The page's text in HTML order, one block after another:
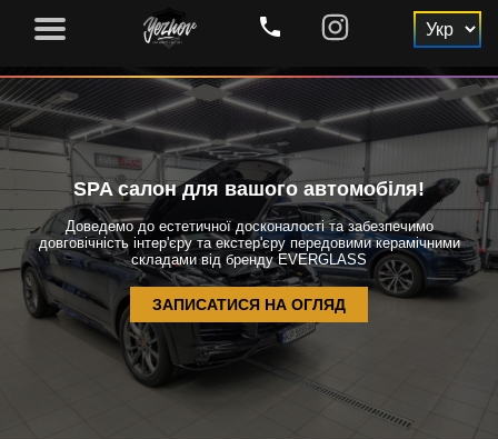
phone
SPA салон для вашого автомобіля!
Доведемо до естетичної досконалості та забезпечимо
довговічність інтер'єру та екстер'єру передовими керамічними
складами від бренду EVERGLASS
ЗАПИСАТИСЯ НА ОГЛЯД